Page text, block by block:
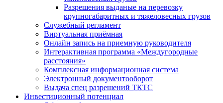
Разрешения выданые на перевозку
крупногабаритных и тяжеловесных грузов
Служебный регламент
Виртуальная приёмная
Онлайн запись на приемную руководителя
Интерактивная программа «Междугородные
расстояния»
Комплексная информационная система
Электронный документооборот
Выдача спец разрешений ТКТС
Инвестиционный потенциал